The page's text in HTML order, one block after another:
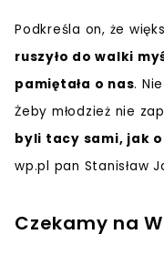
Podkreśla on, że
ruszyło do walki
pamiętała o nas.
Żeby młodzież nie
byli tacy sami, jak
wp.pl pan Stanisław
Czekamy na